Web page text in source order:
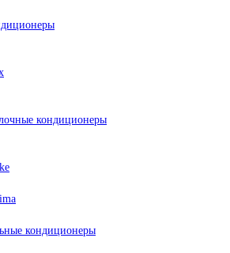
кондиционеры
кондиционеры